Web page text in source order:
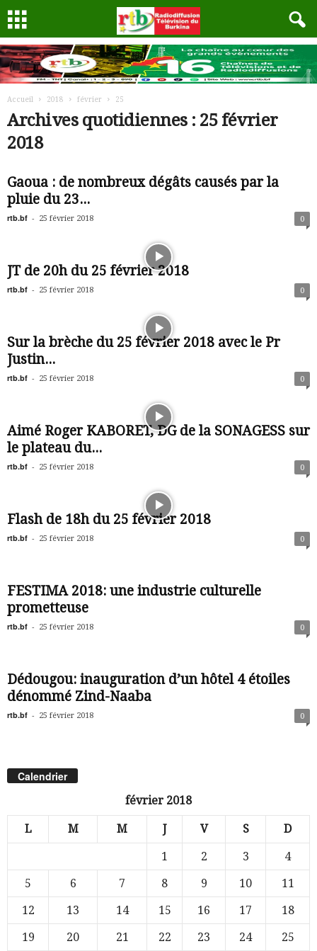
Accueil 2018 février 25
Archives quotidiennes : 25 février
2018
Gaoua : de nombreux dégâts causés par la
pluie du 23...
rtb.bf - 25 février 2018 0
JT de 20h du 25 février 2018
rtb.bf - 25 février 2018 0
Sur la brèche du 25 février 2018 avec le Pr
Justin...
rtb.bf - 25 février 2018 0
Aimé Roger KABORET, DG de la SONAGESS sur
le plateau du...
rtb.bf - 25 février 2018 0
Flash de 18h du 25 février 2018
rtb.bf - 25 février 2018 0
FESTIMA 2018: une industrie culturelle
prometteuse
rtb.bf - 25 février 2018 0
Dédougou: inauguration d’un hôtel 4 étoiles
dénommé Zind-Naaba
rtb.bf - 25 février 2018 0
Calendrier
février 2018
L M M J V S D
1 2 3
4
5
6 7 8 9 10
11
12
13 14 15 16 17
18
19
20 21 22 23 24
25